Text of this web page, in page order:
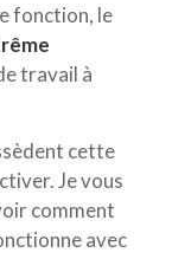
fonction, le
travail à
cette
Je vous
comment
avec